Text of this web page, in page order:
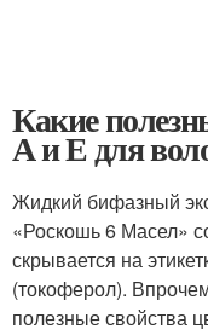
Какие
А и Е для
Жидкий бифазный
«Роскошь 6 Масел»
скрывается на
(токоферол).
полезные свойства